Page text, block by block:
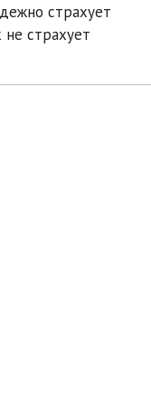
страхует
страхует